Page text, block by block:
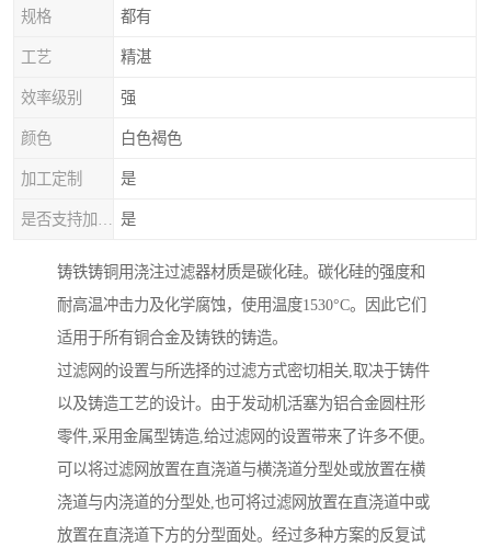
规格 都有
工艺 精湛
效率级别 强
颜色 白色褐色
加工定制 是
是
铸铁铸铜用浇注过滤器材质是碳化硅。碳化硅的强度和
耐高温冲击力及化学腐蚀，使用温度1530°C。因此它们
适用于所有铜合金及铸铁的铸造。
过滤网的设置与所选择的过滤方式密切相关,取决于铸件
以及铸造工艺的设计。由于发动机活塞为铝合金圆柱形
零件,采用金属型铸造,给过滤网的设置带来了许多不便。
可以将过滤网放置在直浇道与横浇道分型处或放置在横
浇道与内浇道的分型处,也可将过滤网放置在直浇道中或
放置在直浇道下方的分型面处。经过多种方案的反复试